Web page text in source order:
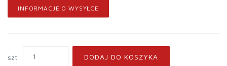
INFORMACJE O WYSYŁCE
szt. DODAJ DO KOSZYKA